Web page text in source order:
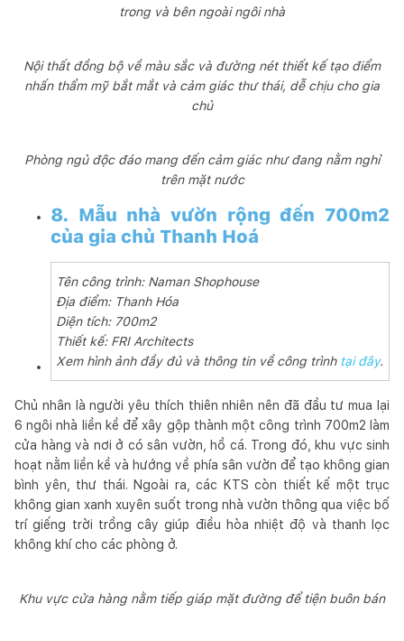
trong và bên ngoài ngôi nhà
Nội thất đồng bộ về màu sắc và đường nét thiết kế tạo điểm
nhấn thẩm mỹ bắt mắt và cảm giác thư thái, dễ chịu cho gia
chủ
Phòng ngủ độc đáo mang đến cảm giác như đang nằm nghỉ
trên mặt nước
8. Mẫu nhà vườn rộng đến 700m2
của gia chủ Thanh Hoá
Tên công trình: Naman Shophouse
Địa điểm: Thanh Hóa
Diện tích: 700m2
Thiết kế: FRI Architects
Xem hình ảnh đầy đủ và thông tin về công trình tại đây.
Chủ nhân là người yêu thích thiên nhiên nên đã đầu tư mua lại
6 ngôi nhà liền kề để xây gộp thành một công trình 700m2 làm
cửa hàng và nơi ở có sân vườn, hồ cá. Trong đó, khu vực sinh
hoạt nằm liền kề và hướng về phía sân vườn để tạo không gian
bình yên, thư thái. Ngoài ra, các KTS còn thiết kế một trục
không gian xanh xuyên suốt trong nhà vườn thông qua việc bố
trí giếng trời trồng cây giúp điều hòa nhiệt độ và thanh lọc
không khí cho các phòng ở.
Khu vực cửa hàng nằm tiếp giáp mặt đường để tiện buôn bán